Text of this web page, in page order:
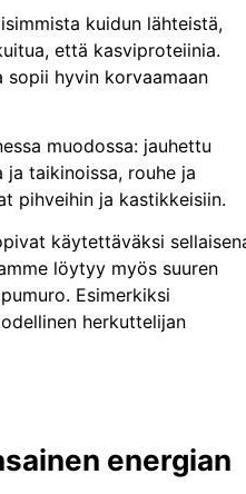
kuidun lähteistä,
että kasviproteiinia.
sopii hyvin korvaamaan
muodossa: jauhettu
ja taikinoissa, rouhe ja
pihveihin ja kastikkeisiin.
käytettäväksi
löytyy myös suuren
Esimerkiksi
herkuttelijan
energian